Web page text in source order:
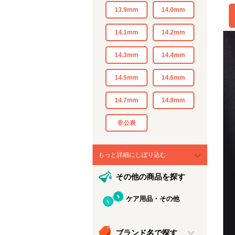
13.9mm 14.0mm
14.1mm 14.2mm
14.3mm 14.4mm
14.5mm 14.6mm
14.7mm 14.8mm
非公表
もっと詳細にしぼり込む
その他の商品を探す
ケア用品・その他
ブランド名で探す